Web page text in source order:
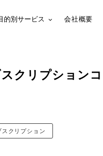
的別サービス 会社概要
クリプション
スクリプション